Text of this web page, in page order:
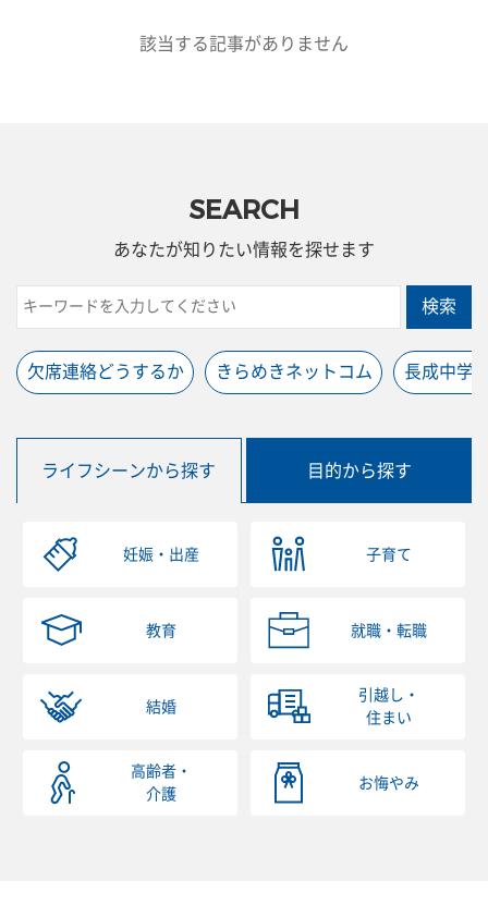
該当する記事がありません
SEARCH
あなたが知りたい情報を探せます
検索
欠席連絡どうするか きらめきネットコム 長成中学
ライフシーンから探す 目的から探す
妊娠・出産 子育て
教育 就職・転職
結婚
引越し・
住まい
高齢者・
介護
お悔やみ